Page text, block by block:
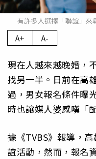
有許多人選擇「聯誼」來
A+ A-
現在人越來越晚婚，
找另一半。日前在高
過，男女報名條件曝
時也讓媒人婆感嘆「
據《TVBS》報導，
誼活動，然而，報名